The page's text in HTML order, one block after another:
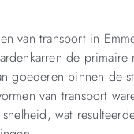
van transport in
de
goederen binnen de
van transport
wat